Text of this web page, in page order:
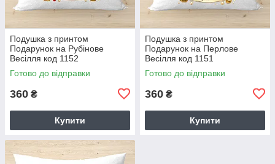
Подушка з принтом
Подарунок на Рубінове
Весілля код 1152
Готово до відправки
360 ₴
Купити
Подушка з принтом
Подарунок на Перлове
Весілля код 1151
Готово до відправки
360 ₴
Купити